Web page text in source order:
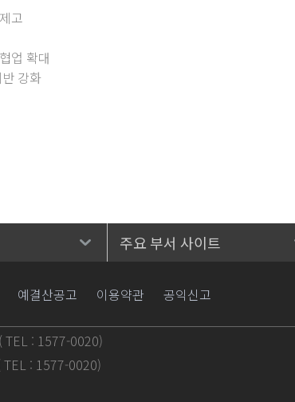
고
업 확대
강화
주요 부서 사이트
예결산공고 이용약관 공익신고
TEL : 1577-0020)
TEL : 1577-0020)